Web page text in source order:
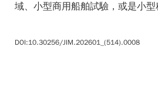
域、小型商用船舶試驗，或是小型
DOI:10.30256/JIM.202601_(514).0008